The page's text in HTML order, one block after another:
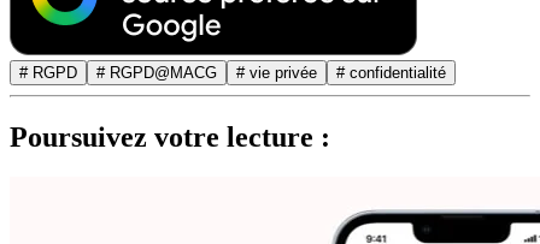
# RGPD # RGPD@MACG # vie privée # confidentialité
Poursuivez votre lecture :